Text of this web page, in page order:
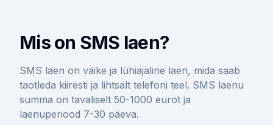
Mis on SMS laen?
SMS laen on väike ja lühiajaline laen, mida saab
taotleda kiiresti ja lihtsalt telefoni teel. SMS laenu
summa on tavaliselt 50-1000 eurot ja
laenuperiood 7-30 päeva.